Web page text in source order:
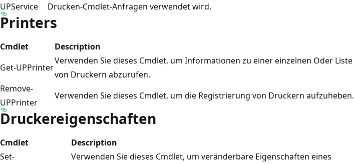
UPService
Drucken-Cmdlet-Anfragen verwendet wird.
Printers
Cmdlet
Description
Get-UPPrinter
Verwenden Sie dieses Cmdlet, um Informationen zu einer einzelnen Oder Liste
von Druckern abzurufen.
Remove-
UPPrinter
Verwenden Sie dieses Cmdlet, um die Registrierung von Druckern aufzuheben.
Druckereigenschaften
Cmdlet
Description
Set-
Verwenden Sie dieses Cmdlet, um veränderbare Eigenschaften eines